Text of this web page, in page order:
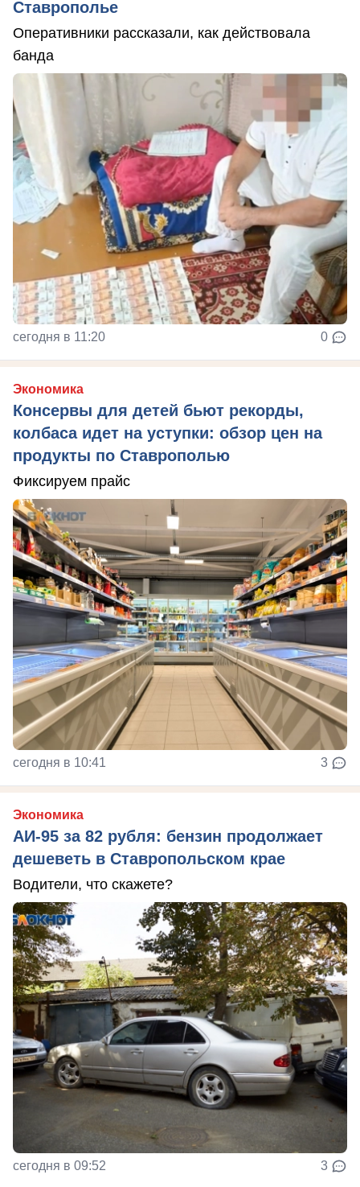
Ставрополье
Оперативники рассказали, как действовала
банда
сегодня в 11:20 0
Экономика
Консервы для детей бьют рекорды,
колбаса идет на уступки: обзор цен на
продукты по Ставрополью
Фиксируем прайс
сегодня в 10:41 3
Экономика
АИ-95 за 82 рубля: бензин продолжает
дешеветь в Ставропольском крае
Водители, что скажете?
сегодня в 09:52 3